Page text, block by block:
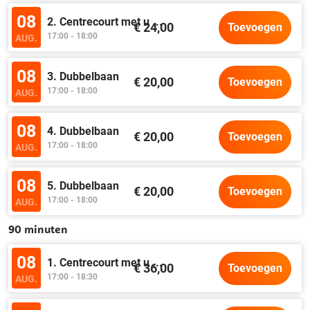
08
AUG.
2. Centrecourt met u...
17:00 - 18:00
€ 24,00 Toevoegen
08
AUG.
3. Dubbelbaan
17:00 - 18:00
€ 20,00 Toevoegen
08
AUG.
4. Dubbelbaan
17:00 - 18:00
€ 20,00 Toevoegen
08
AUG.
5. Dubbelbaan
17:00 - 18:00
€ 20,00 Toevoegen
90 minuten
08
AUG.
1. Centrecourt met u...
17:00 - 18:30
€ 36,00 Toevoegen